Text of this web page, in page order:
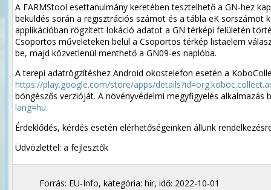
A FARMStool esettanulmány keretében tesztelhető a GN-hez
beküldés során a regisztrációs számot és a tábla eK sorszámot
applikációban rögzített lokáció adatot a GN térképi felületén
Csoportos műveleteken belül a Csoportos térkép listaelem
be, majd közvetlenül menthető a GN09-es naplóba.
A terepi adatrögzítéshez Android okostelefon esetén a
https://play.google.com/store/apps/
böngészős verzióját. A növényvédelmi megyfigyelés alkalmazás
lang=hu
Érdeklődés, kérdés esetén elérhetőségeinken állunk
Üdvözlettel: a fejlesztők
Forrás: EU-Info, kategória: hír, idő: 2022-10-01